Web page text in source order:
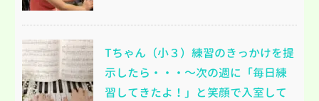
Tちゃん（小３）練習のきっかけを提
示したら・・・～次の週に「毎日練
習してきたよ！」と笑顔で入室して